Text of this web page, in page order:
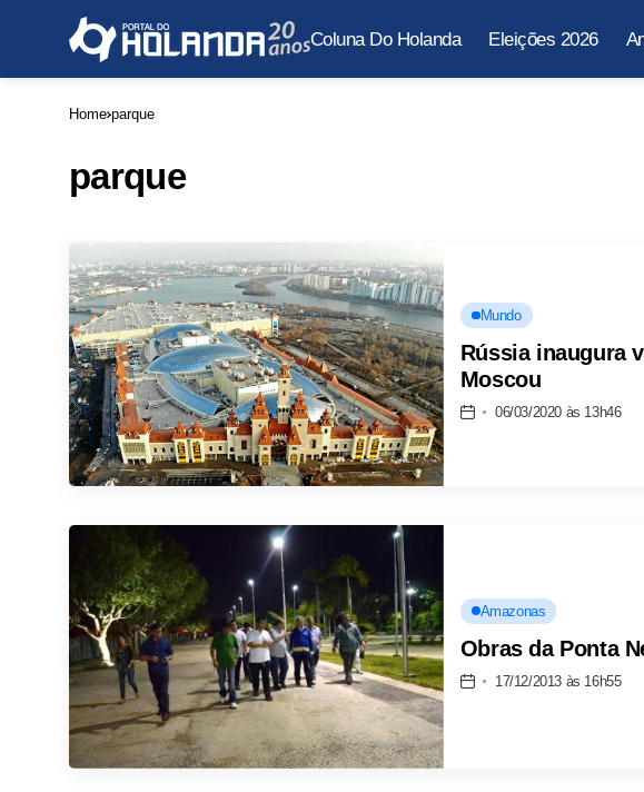
Coluna Do Holanda Eleições 2026
Home parque
parque
Mundo
Rússia inaugura
Moscou
06/03/2020 às 13h46
Amazonas
Obras da Ponta
17/12/2013 às 16h55